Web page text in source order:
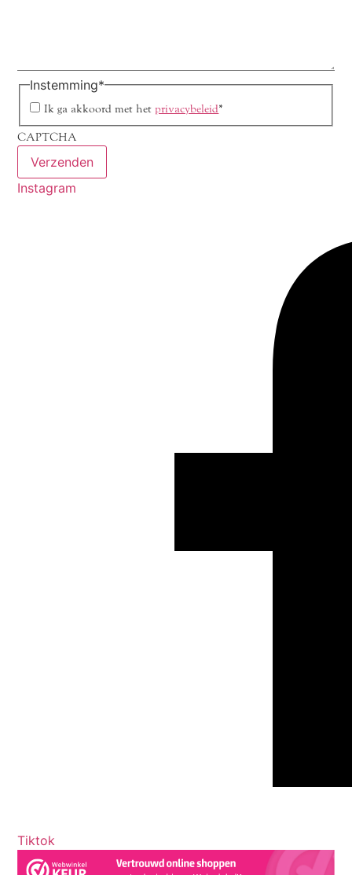
Instemming*
Ik ga akkoord met hetprivacybeleid*
CAPTCHA
Instagram
Tiktok